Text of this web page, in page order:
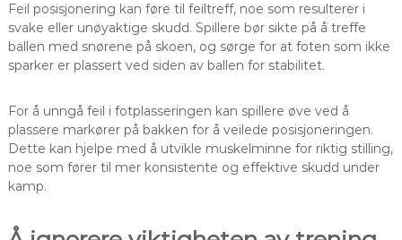
Feil posisjonering kan føre til feiltreff, noe som resulterer i
svake eller unøyaktige skudd. Spillere bør sikte på å treffe
ballen med snørene på skoen, og sørge for at foten som ikke
sparker er plassert ved siden av ballen for stabilitet.
For å unngå feil i fotplasseringen kan spillere øve ved å
plassere markører på bakken for å veilede posisjoneringen.
Dette kan hjelpe med å utvikle muskelminne for riktig stilling,
noe som fører til mer konsistente og effektive skudd under
kamp.